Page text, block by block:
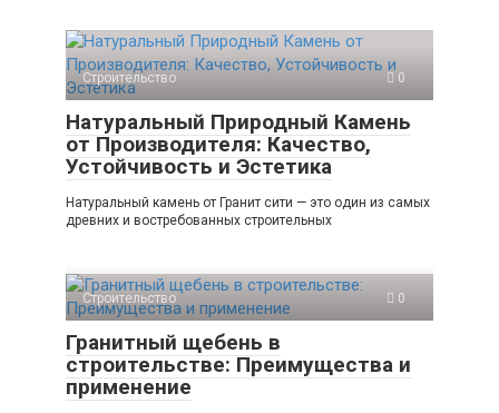
Строительство 0
Натуральный Природный Камень
от Производителя: Качество,
Устойчивость и Эстетика
Натуральный камень от Гранит сити — это один из самых
древних и востребованных строительных
Строительство 0
Гранитный щебень в
строительстве: Преимущества и
применение